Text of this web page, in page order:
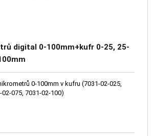
digital 0-100mm+kufr 0-25, 25-
0-100mm v kufru (7031-02-025,
075, 7031-02-100)